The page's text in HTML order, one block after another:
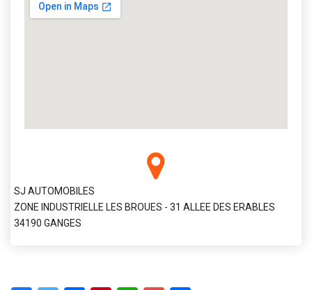
SJ AUTOMOBILES
ZONE INDUSTRIELLE LES BROUES - 31 ALLEE DES ERABLES
34190 GANGES